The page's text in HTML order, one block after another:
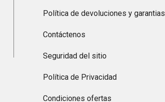
Política de devoluciones y garantias
Contáctenos
Seguridad del sitio
Política de Privacidad
Condiciones ofertas